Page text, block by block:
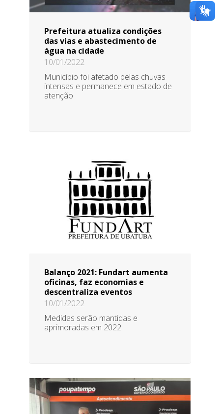
Prefeitura atualiza condições
das vias e abastecimento de
água na cidade
10/01/2022
Município foi afetado pelas chuvas
intensas e permanece em estado de
atenção
Balanço 2021: Fundart aumenta
oficinas, faz economias e
descentraliza eventos
10/01/2022
Medidas serão mantidas e
aprimoradas em 2022